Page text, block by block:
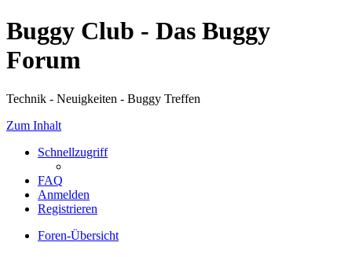
Buggy Club - Das Buggy
Forum
Technik - Neuigkeiten - Buggy Treffen
Zum Inhalt
Schnellzugriff
FAQ
Anmelden
Registrieren
Foren-Übersicht